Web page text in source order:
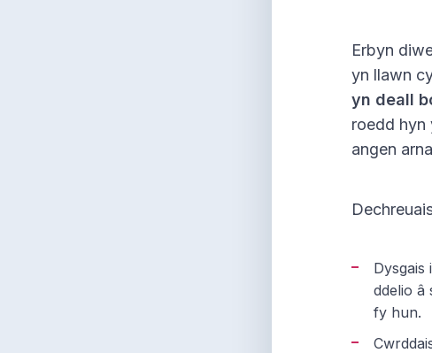
Erbyn
yn llawn
yn deall
roedd hyn
angen
Dysgais
ddelio â
fy hun.